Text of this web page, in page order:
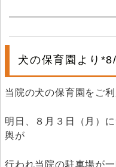
犬の保育園より
当院の犬の保育園をご
明日、８月３日（月）
輿が
行われ当院の駐車場が